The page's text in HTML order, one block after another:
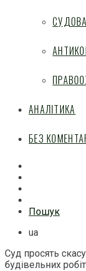
АНАЛІТИКА
БЕЗ
Пошук
ua
Суд просять
будівельних